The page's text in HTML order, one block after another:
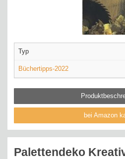
Typ
Büchertipps-2022
bei Amazon
Palettendeko